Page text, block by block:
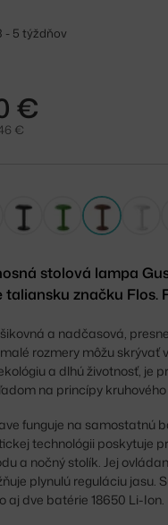
- 5 týždňov
€
€
stolová lampa
taliansku značku Flos.
a nadčasová,
rozmery môžu
a dlhú životnosť, je
na princípy kruhového
funguje na samostatnú
technológii poskytuje
a nočný stolík. Jej
plynulú reguláciu jasu.
aj dve batérie 18650 Li-Ion.